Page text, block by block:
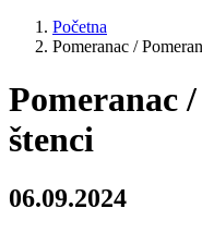
Početna
Pomeranac /
Pomeranac
štenci
06.09.2024